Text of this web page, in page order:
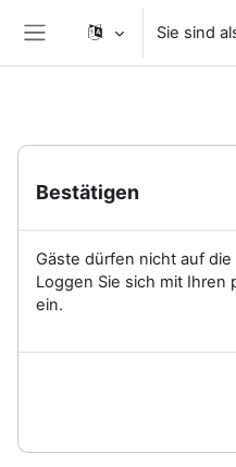
Website-Übersicht
Sie sind
Bestätigen
Gäste dürfen nicht auf
Loggen Sie sich mit Ihren
ein.